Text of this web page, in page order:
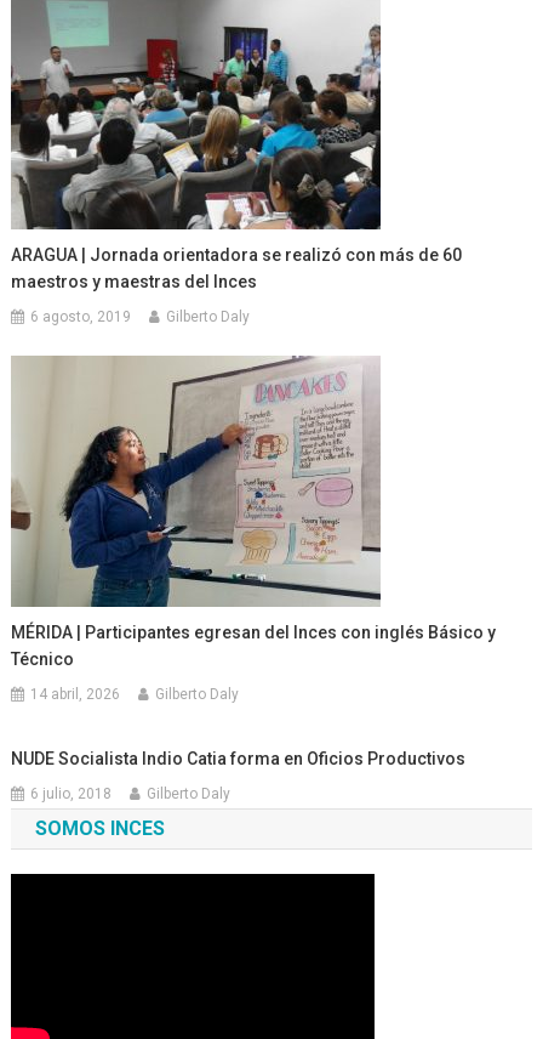
ARAGUA | Jornada orientadora se realizó con más de 60
maestros y maestras del Inces
6 agosto, 2019 Gilberto Daly
MÉRIDA | Participantes egresan del Inces con inglés Básico y
Técnico
14 abril, 2026 Gilberto Daly
NUDE Socialista Indio Catia forma en Oficios Productivos
6 julio, 2018 Gilberto Daly
SOMOS INCES